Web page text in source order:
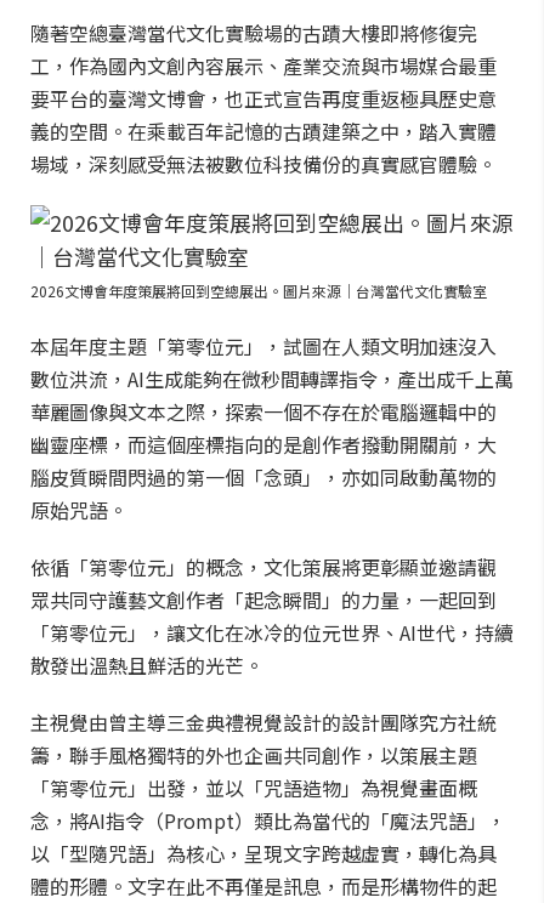
隨著空總臺灣當代文化實驗場的古蹟大樓即將修復完
工，作為國內文創內容展示、產業交流與市場媒合最重
要平台的臺灣文博會，也正式宣告再度重返極具歷史意
義的空間。在乘載百年記憶的古蹟建築之中，踏入實體
場域，深刻感受無法被數位科技備份的真實感官體驗。
2026文博會年度策展將回到空總展出。圖片來源｜台灣當代文化實驗室
本屆年度主題「第零位元」，試圖在人類文明加速沒入
數位洪流，AI生成能夠在微秒間轉譯指令，產出成千上萬
華麗圖像與文本之際，探索一個不存在於電腦邏輯中的
幽靈座標，而這個座標指向的是創作者撥動開關前，大
腦皮質瞬間閃過的第一個「念頭」，亦如同啟動萬物的
原始咒語。
依循「第零位元」的概念，文化策展將更彰顯並邀請觀
眾共同守護藝文創作者「起念瞬間」的力量，一起回到
「第零位元」，讓文化在冰冷的位元世界、AI世代，持續
散發出溫熱且鮮活的光芒。
主視覺由曾主導三金典禮視覺設計的設計團隊究方社統
籌，聯手風格獨特的外也企画共同創作，以策展主題
「第零位元」出發，並以「咒語造物」為視覺畫面概
念，將AI指令（Prompt）類比為當代的「魔法咒語」，
以「型隨咒語」為核心，呈現文字跨越虛實，轉化為具
體的形體。文字在此不再僅是訊息，而是形構物件的起